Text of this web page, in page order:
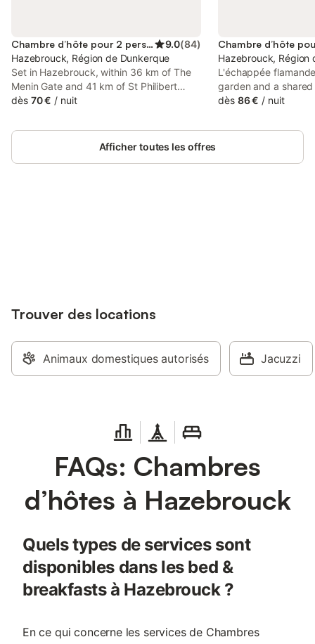
Chambre d’hôte pour 2 personnes 9.0(84)
Hazebrouck, Région de Dunkerque
Set in Hazebrouck, within 36 km of The
Menin Gate and 41 km of St Philibert
Metro Station, Les Charmilles offers
free private parking for guests who drive.
dès 70 € / nuit
Hazebrouck, Région
L'échappée
garden and a
Hazebrouck, 33 km
Station, as well as
dès 86 € / nuit
Afficher toutes les offres
Trouver des locations
Animaux domestiques autorisés Jacuzzi
FAQs: Chambres
d’hôtes à Hazebrouck
Quels types de services sont
disponibles dans les bed &
breakfasts à Hazebrouck ?
En ce qui concerne les services de Chambres